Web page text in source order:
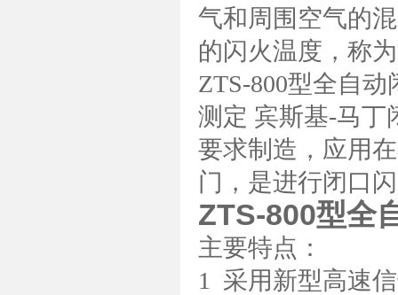
气和周围空气的
的闪火温度，称
ZTS-800型全自
测定 宾斯基-马丁
要求制造，应用
门，是进行闭口
ZTS-800型全
主要特点：
1 采用新型高速